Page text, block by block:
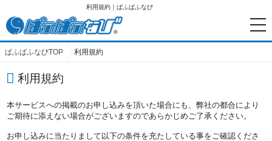
利用規約｜ぱふぱふなび
ぱふぱふなびTOP 利用規約
利用規約
本サービスへの掲載のお申し込みを頂いた場合にも、弊社の都合により
ご期待に添えない場合がございますのであらかじめご了承ください。
お申し込みに当たりまして以下の条件を充たしている事をご確認くださ